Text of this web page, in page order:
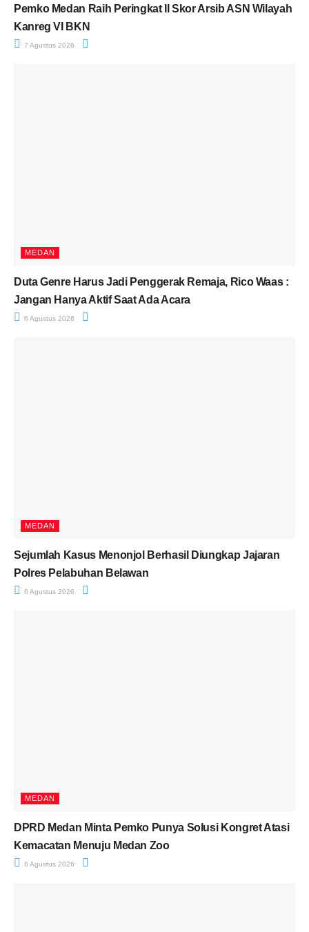
Pemko Medan Raih Peringkat II Skor Arsib ASN Wilayah
Kanreg VI BKN
7 Agustus 2026
MEDAN
Duta Genre Harus Jadi Penggerak Remaja, Rico Waas :
Jangan Hanya Aktif Saat Ada Acara
6 Agustus 2026
MEDAN
Sejumlah Kasus Menonjol Berhasil Diungkap Jajaran
Polres Pelabuhan Belawan
6 Agustus 2026
MEDAN
DPRD Medan Minta Pemko Punya Solusi Kongret Atasi
Kemacatan Menuju Medan Zoo
6 Agustus 2026